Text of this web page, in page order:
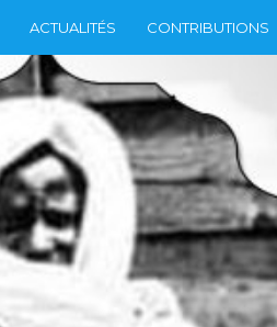
ACTUALITÉS CONTRIBUTIONS